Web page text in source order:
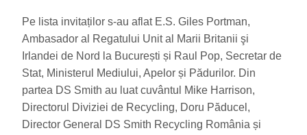
Pe lista invitaților s-au aflat E.S. Giles Portman,
Ambasador al Regatului Unit al Marii Britanii şi
Irlandei de Nord la București și Raul Pop, Secretar de
Stat, Ministerul Mediului, Apelor și Pădurilor. Din
partea DS Smith au luat cuvântul Mike Harrison,
Directorul Diviziei de Recycling, Doru Păducel,
Director General DS Smith Recycling România și